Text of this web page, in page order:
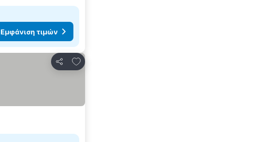
Εμφάνιση τιμών
Κοινοποίηση
Προσθήκη στα αγαπημένα